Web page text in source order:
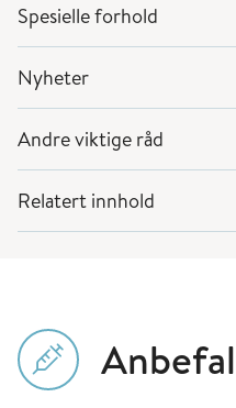
Spesielle forhold
Nyheter
Andre viktige råd
Relatert innhold